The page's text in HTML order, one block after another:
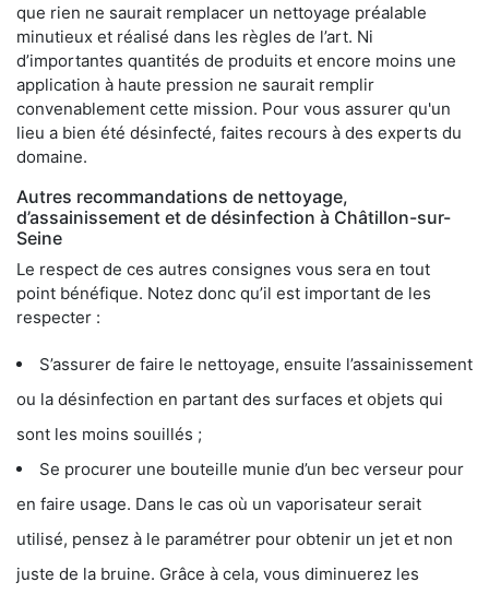
que rien ne saurait remplacer un nettoyage préalable
minutieux et réalisé dans les règles de l’art. Ni
d’importantes quantités de produits et encore moins une
application à haute pression ne saurait remplir
convenablement cette mission. Pour vous assurer qu'un
lieu a bien été désinfecté, faites recours à des experts du
domaine.
Autres recommandations de nettoyage,
d’assainissement et de désinfection à Châtillon-sur-
Seine
Le respect de ces autres consignes vous sera en tout
point bénéfique. Notez donc qu’il est important de les
respecter :
S’assurer de faire le nettoyage, ensuite l’assainissement
ou la désinfection en partant des surfaces et objets qui
sont les moins souillés ;
Se procurer une bouteille munie d’un bec verseur pour
en faire usage. Dans le cas où un vaporisateur serait
utilisé, pensez à le paramétrer pour obtenir un jet et non
juste de la bruine. Grâce à cela, vous diminuerez les